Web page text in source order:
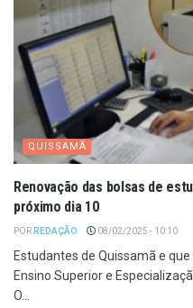
QUISSAMÃ
Renovação das bolsas de
próximo dia 10
POR REDAÇÃO 08/02/2025 - 10:10
Estudantes de Quissamã e
Ensino Superior e
O...